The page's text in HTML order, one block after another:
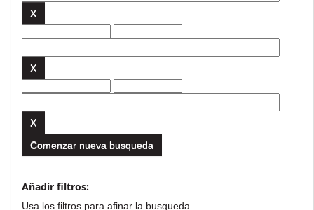
Comenzar nueva busqueda
Añadir filtros:
Usa los filtros para afinar la busqueda.